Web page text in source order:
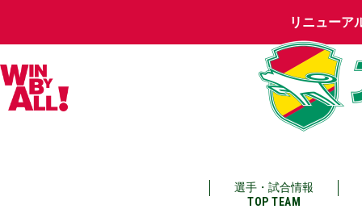
リニューア
選手・試合情報
TOP TEAM